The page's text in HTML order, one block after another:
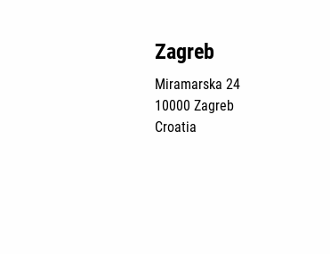
Zagreb
Miramarska 24
10000 Zagreb
Croatia